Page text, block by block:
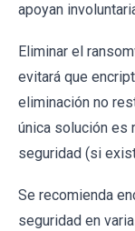
apoyan
Eliminar el
evitará que
eliminación no
única solución es
seguridad (si
Se recomienda
seguridad en